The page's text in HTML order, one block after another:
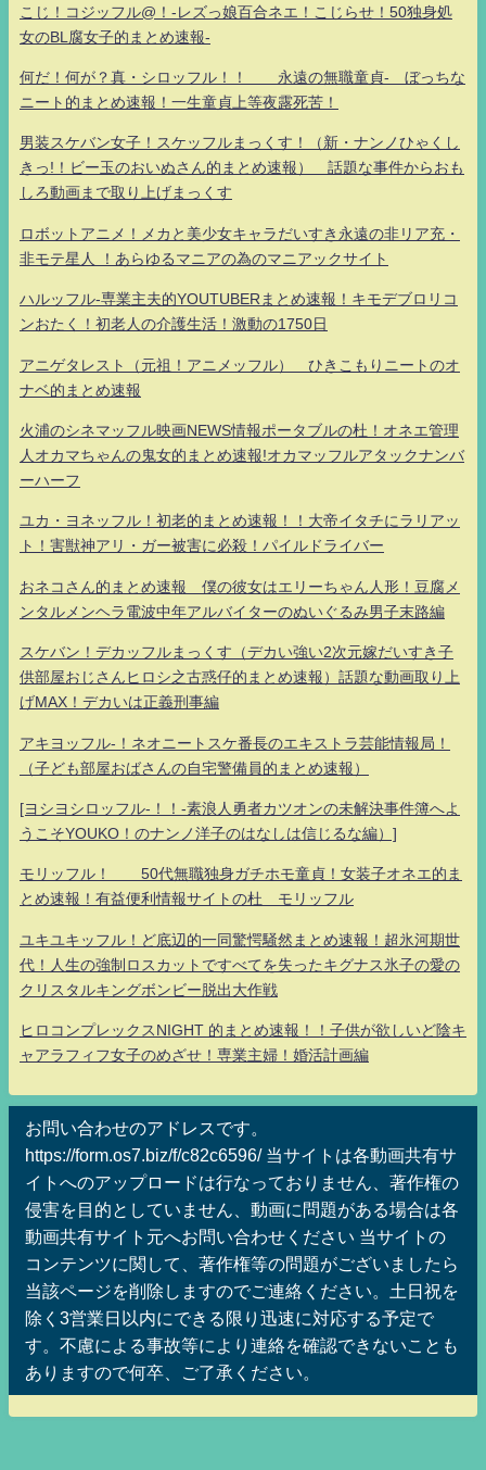
こじ！コジッフル@！-レズっ娘百合ネエ！こじらせ！50独身処
女のBL腐女子的まとめ速報-
何だ！何が？真・シロッフル！！ 永遠の無職童貞- ぼっちな
ニート的まとめ速報！一生童貞上等夜露死苦！
男装スケバン女子！スケッフルまっくす！（新・ナンノひゃくし
きっ!！ビー玉のおいぬさん的まとめ速報） 話題な事件からおも
しろ動画まで取り上げまっくす
ロボットアニメ！メカと美少女キャラだいすき永遠の非リア充・
非モテ星人 ！あらゆるマニアの為のマニアックサイト
ハルッフル-専業主夫的YOUTUBERまとめ速報！キモデブロリコ
ンおたく！初老人の介護生活！激動の1750日
アニゲタレスト（元祖！アニメッフル） ひきこもりニートのオ
ナベ的まとめ速報
火浦のシネマッフル映画NEWS情報ポータブルの杜！オネエ管理
人オカマちゃんの鬼女的まとめ速報!オカマッフルアタックナンバ
ーハーフ
ユカ・ヨネッフル！初老的まとめ速報！！大帝イタチにラリアッ
ト！害獣神アリ・ガー被害に必殺！パイルドライバー
おネコさん的まとめ速報 僕の彼女はエリーちゃん人形！豆腐メ
ンタルメンヘラ電波中年アルバイターのぬいぐるみ男子末路編
スケバン！デカッフルまっくす（デカい強い2次元嫁だいすき子
供部屋おじさんヒロシ之古惑仔的まとめ速報）話題な動画取り上
げMAX！デカいは正義刑事編
アキヨッフル-！ネオニートスケ番長のエキストラ芸能情報局！
（子ども部屋おばさんの自宅警備員的まとめ速報）
[ヨシヨシロッフル-！！-素浪人勇者カツオンの未解決事件簿へよ
うこそYOUKO！のナンノ洋子のはなしは信じるな編）]
モリッフル！ 50代無職独身ガチホモ童貞！女装子オネエ的ま
とめ速報！有益便利情報サイトの杜 モリッフル
ユキユキッフル！ど底辺的一同驚愕騒然まとめ速報！超氷河期世
代！人生の強制ロスカットですべてを失ったキグナス氷子の愛の
クリスタルキングボンビー脱出大作戦
ヒロコンプレックスNIGHT 的まとめ速報！！子供が欲しいど陰キ
ャアラフィフ女子のめざせ！専業主婦！婚活計画編
お問い合わせのアドレスです。
https://form.os7.biz/f/c82c6596/ 当サイトは各動画共有サ
イトへのアップロードは行なっておりません、著作権の
侵害を目的としていません、動画に問題がある場合は各
動画共有サイト元へお問い合わせください 当サイトの
コンテンツに関して、著作権等の問題がございましたら
当該ページを削除しますのでご連絡ください。土日祝を
除く3営業日以内にできる限り迅速に対応する予定で
す。不慮による事故等により連絡を確認できないことも
ありますので何卒、ご了承ください。